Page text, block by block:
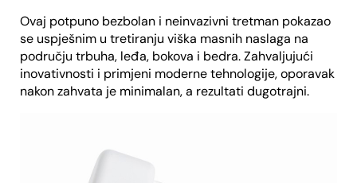
Ovaj potpuno bezbolan i neinvazivni tretman pokazao
se uspješnim u tretiranju viška masnih naslaga na
području trbuha, leđa, bokova i bedra. Zahvaljujući
inovativnosti i primjeni moderne tehnologije, oporavak
nakon zahvata je minimalan, a rezultati dugotrajni.